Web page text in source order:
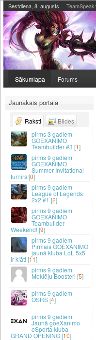
Sestdiena, 8. augusts TeamSpeak:
Sākumlapa Forums
Jaunākais portālā
Raksti
Bildes
3 gadiem
GOEXANIMO
Teambuilder #3 [1]
9 gadiem
GOEXANIMO
Summer Invitational
turnīrs [0]
9 gadiem
League of Legends
2x2 #1 [2]
9 gadiem
GOEXANIMO
Teambuilder
Weekend! [9]
9 gadiem
Pirmais GOEXANIMO
jaunā kluba LoL 5x5
ir klāt! [11]
9 gadiem
Meklēju Boosteri [5]
9 gadiem
OSRS [4]
9 gadiem
Jaunā goeXanimo
eSporta kluba
GRAND OPENING [10]